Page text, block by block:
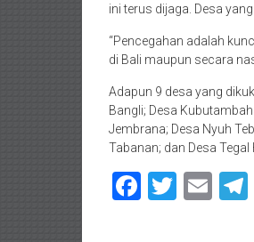
ini terus dijaga. Desa
“Pencegahan adalah
di Bali maupun secara
Adapun 9 desa yang
Bangli; Desa
Jembrana; Desa Nyuh
Tabanan; dan Desa